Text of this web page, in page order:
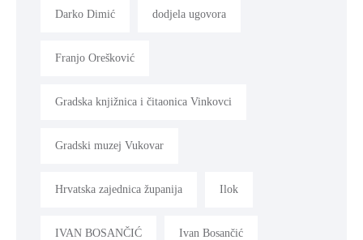
Darko Dimić dodjela ugovora
Franjo Orešković
Gradska knjižnica i čitaonica Vinkovci
Gradski muzej Vukovar
Hrvatska zajednica županija Ilok
IVAN BOSANČIĆ Ivan Bosančić